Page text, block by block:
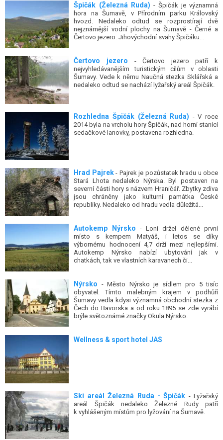
Špičák (Železná Ruda) - Špičák je významná
hora na Šumavě, v Přírodním parku Královský
hvozd. Nedaleko odtud se rozprostírají dvě
nejznámější vodní plochy na Šumavě - Černé a
Čertovo jezero. Jihovýchodní svahy Špičáku...
Čertovo jezero - Čertovo jezero patří k
nejvyhledávanějším turistickým cílům v oblasti
Šumavy. Vede k němu Naučná stezka Sklářská a
nedaleko odtud se nachází lyžařský areál Špičák.
Rozhledna Špičák (Železná Ruda) - V roce
2014 byla na vrcholu hory Špičák, nad horní stanicí
sedačkové lanovky, postavena rozhledna.
Hrad Pajrek- Pajrek je pozůstatek hradu u obce
Stará Lhota nedaleko Nýrska. Byl postaven na
severní části hory s názvem Hraničář. Zbytky zdiva
jsou chráněny jako kulturní památka České
republiky. Nedaleko od hradu vedla důležitá...
Autokemp Nýrsko - Loni držel dělené první
místo s kempem Matyáš, i letos se díky
výbornému hodnocení 4,7 drží mezi nejlepšími.
Autokemp Nýrsko nabízí ubytování jak v
chatkách, tak ve vlastních karavanech či...
Nýrsko - Město Nýrsko je sídlem pro 5 tisíc
obyvatel. Tímto malebným krajem v podhůří
Šumavy vedla kdysi významná obchodní stezka z
Čech do Bavorska a od roku 1895 se zde vyrábí
brýle světoznámé značky Okula Nýrsko.
Wellness & sport hotel JAS
Ski areál Železná Ruda - Špičák - Lyžařský
areál Špičák nedaleko Železné Rudy patří
k vyhlášeným místům pro lyžování na Šumavě.